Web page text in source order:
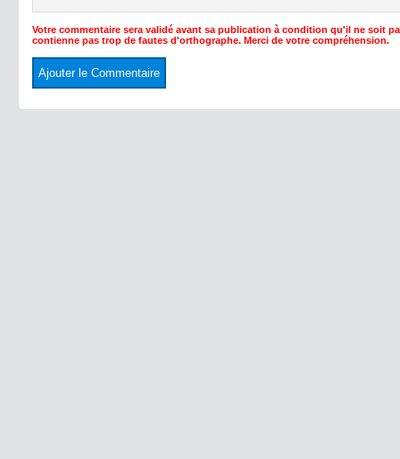
Votre commentaire sera validé avant sa publication à condition qu'il ne soit
contienne pas trop de fautes d'orthographe. Merci de votre compréhension.